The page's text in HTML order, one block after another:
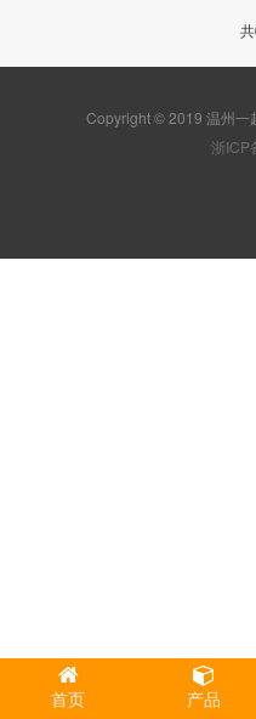
共
Copyright © 2019 温州一
浙ICP
首页 产品